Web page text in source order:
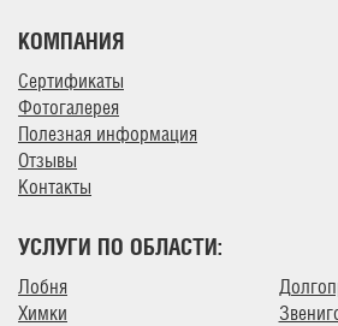
КОМПАНИЯ
Сертификаты
Фотогалерея
Полезная информация
Отзывы
Контакты
УСЛУГИ ПО ОБЛАСТИ:
Лобня
Химки